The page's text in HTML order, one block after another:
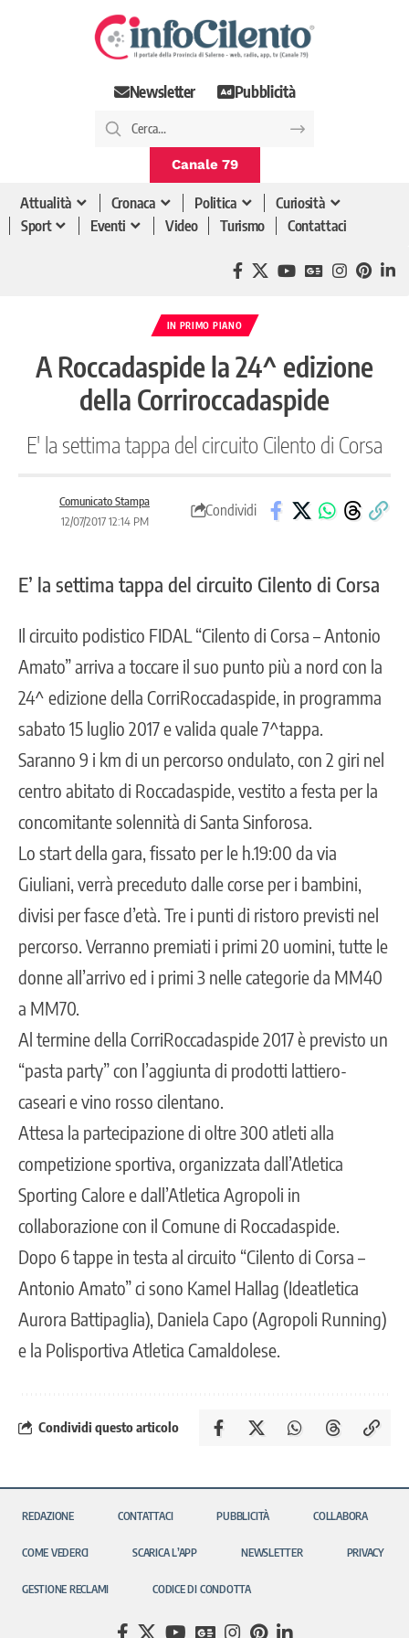
Newsletter Pubblicità
Canale 79
Attualità Cronaca Politica
Curiosità
Sport
Eventi Video Turismo Contattaci
IN PRIMO PIANO
A Roccadaspide la 24^ edizione
della Corriroccadaspide
E' la settima tappa del circuito Cilento di Corsa
Comunicato Stampa
12/07/2017 12:14 PM
Condividi
E’ la settima tappa del circuito Cilento di Corsa
Il circuito podistico FIDAL “Cilento di Corsa – Antonio
Amato” arriva a toccare il suo punto più a nord con la
24^ edizione della CorriRoccadaspide, in programma
sabato 15 luglio 2017 e valida quale 7^tappa.
Saranno 9 i km di un percorso ondulato, con 2 giri nel
centro abitato di Roccadaspide, vestito a festa per la
concomitante solennità di Santa Sinforosa.
Lo start della gara, fissato per le h.19:00 da via
Giuliani, verrà preceduto dalle corse per i bambini,
divisi per fasce d’età. Tre i punti di ristoro previsti nel
percorso. Verranno premiati i primi 20 uomini, tutte le
donne all’arrivo ed i primi 3 nelle categorie da MM40
a MM70.
Al termine della CorriRoccadaspide 2017 è previsto un
“pasta party” con l’aggiunta di prodotti lattiero-
caseari e vino rosso cilentano.
Attesa la partecipazione di oltre 300 atleti alla
competizione sportiva, organizzata dall’Atletica
Sporting Calore e dall’Atletica Agropoli in
collaborazione con il Comune di Roccadaspide.
Dopo 6 tappe in testa al circuito “Cilento di Corsa –
Antonio Amato” ci sono Kamel Hallag (Ideatletica
Aurora Battipaglia), Daniela Capo (Agropoli Running)
e la Polisportiva Atletica Camaldolese.
Condividi questo articolo
REDAZIONE CONTATTACI PUBBLICITÀ COLLABORA
COME VEDERCI SCARICA L’APP NEWSLETTER PRIVACY
GESTIONE RECLAMI CODICE DI CONDOTTA